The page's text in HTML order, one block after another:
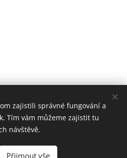
s. r. o.
774 282,
zajistili správné fungování a
Tím vám můžeme zajistit tu
návštěvě.
Přijmout vše